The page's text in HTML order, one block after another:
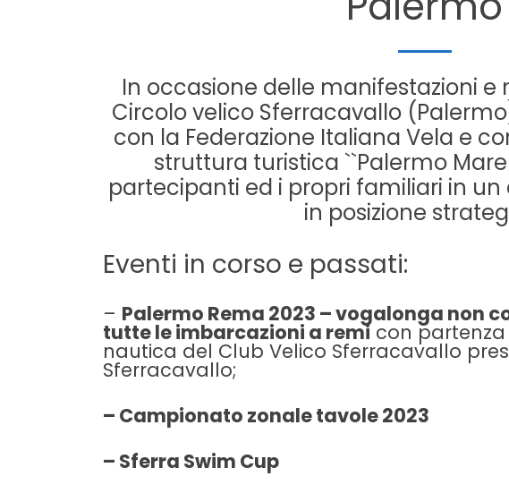
In occasione delle manifestazioni e
Circolo velico Sferracavallo
con la Federazione Italiana Vela e
struttura turistica ``Palermo
partecipanti ed i propri familiari in
in posizione
Eventi in corso e passati:
– Palermo Rema 2023 – vogalonga non
tutte le imbarcazioni a remicon partenza
nautica del Club Velico Sferracavallo
Sferracavallo;
– Campionato zonale tavole 2023
– Sferra Swim Cup